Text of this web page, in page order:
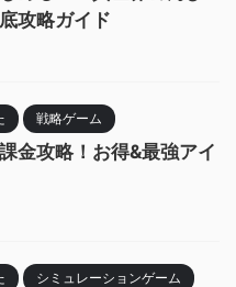
攻略ガイド
戦略ゲーム
金攻略！お得&最強アイ
シミュレーションゲーム